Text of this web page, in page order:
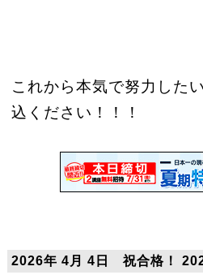
これから本気で努力した
込ください！！！
2026年 4月 4日 祝合格！